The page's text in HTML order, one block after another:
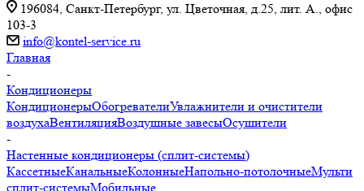
196084, Санкт-Петербург, ул. Цветочная, д.25, лит. А., офис
103-3
info@kontel-service.ru
Главная
-
Кондиционеры
КондиционерыОбогревателиУвлажнители и очистители
воздухаВентиляцияВоздушные завесыОсушители
-
Настенные кондиционеры (сплит-системы)
КассетныеКанальныеКолонныеНапольно-потолочныеМульти
сплит-системыМобильные